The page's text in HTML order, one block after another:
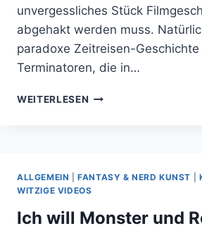
unvergessliches Stück
abgehakt werden muss.
paradoxe Zeitreisen-
Terminatoren, die in…
WEITERLESEN RETRO
ZEIT?
ALLGEMEIN |FANTASY & NERD KUNST
WITZIGE VIDEOS
Ich will Monster und